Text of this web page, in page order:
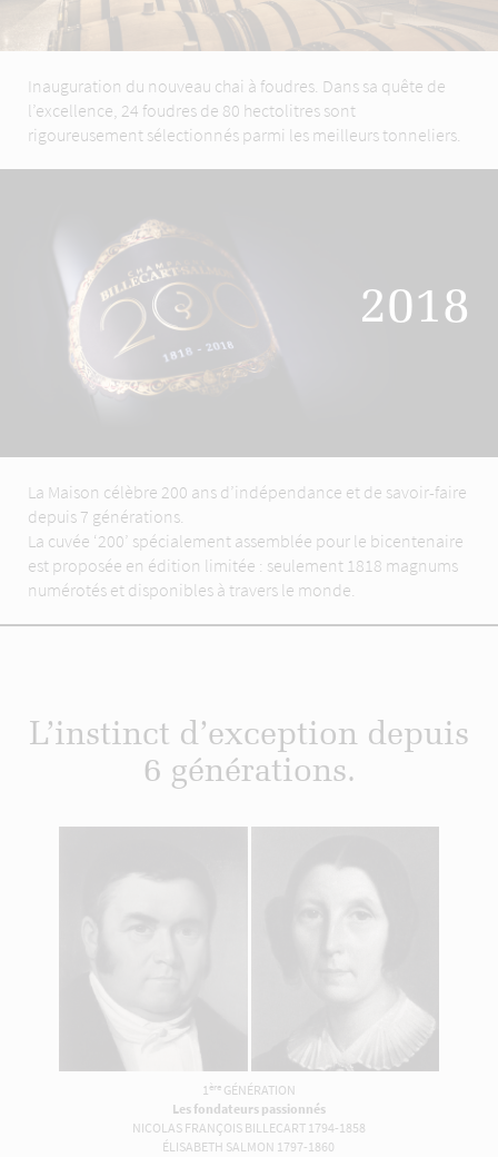
Inauguration du nouveau chai à foudres. Dans sa quête de
l’excellence, 24 foudres de 80 hectolitres sont
rigoureusement sélectionnés parmi les meilleurs tonneliers.
2018
La Maison célèbre 200 ans d’indépendance et de savoir-faire
depuis 7 générations.
La cuvée ‘200’ spécialement assemblée pour le bicentenaire
est proposée en édition limitée : seulement 1818 magnums
numérotés et disponibles à travers le monde.
L’instinct d’exception depuis
6 générations.
1èreGÉNÉRATION
Les fondateurs passionnés
NICOLAS FRANÇOIS BILLECART 1794-1858
ÉLISABETH SALMON 1797-1860